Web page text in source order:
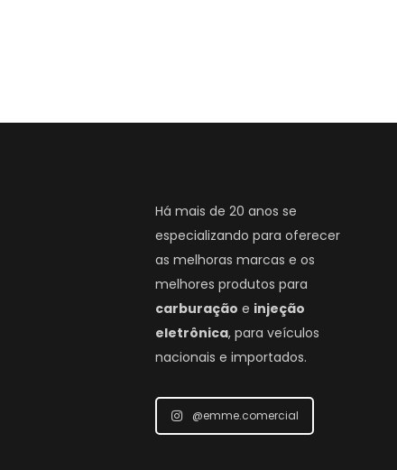
Há mais de 20 anos se
especializando para oferecer
as melhoras marcas e os
melhores produtos para
carburação e injeção
eletrônica, para veículos
nacionais e importados.
@emme.comercial